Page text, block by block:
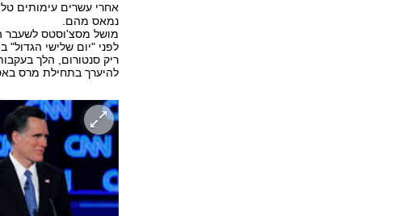
אחרי עשרים עימותים
נמאס מהם.
מושל מסצ'וסטס לשעבר
להיערך בתחילת מרס